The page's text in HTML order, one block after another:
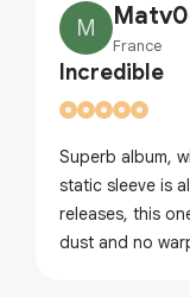
M
France
Incredible
Superb album,
static sleeve is
releases, this
dust and no